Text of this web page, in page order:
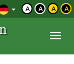
A A A A